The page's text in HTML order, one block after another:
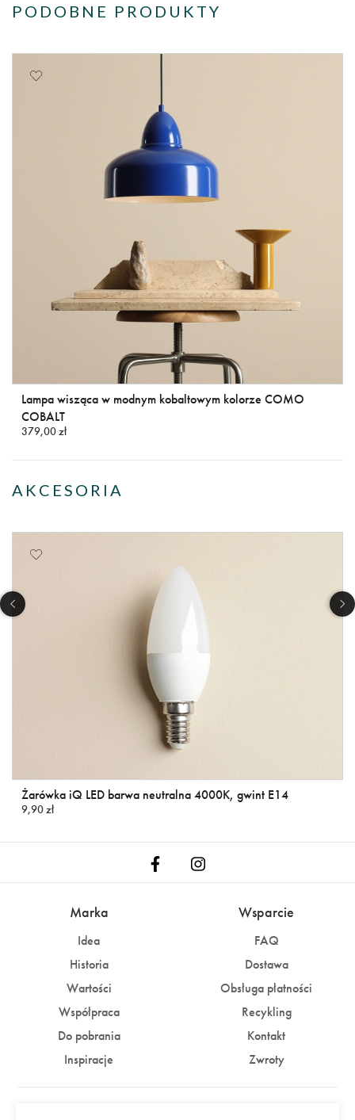
PODOBNE PRODUKTY
Lampa wisząca w modnym kobaltowym kolorze COMO
COBALT
379,00 zł
AKCESORIA
Żarówka iQ LED barwa neutralna 4000K, gwint E14
9,90 zł
Marka
Idea
Historia
Wartości
Współpraca
Do pobrania
Inspiracje
Wsparcie
FAQ
Dostawa
Obsługa płatności
Recykling
Kontakt
Zwroty